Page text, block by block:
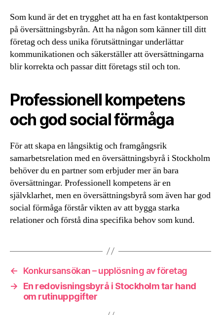
Som kund är det en trygghet att ha en fast kontaktperson
på översättningsbyrån. Att ha någon som känner till ditt
företag och dess unika förutsättningar underlättar
kommunikationen och säkerställer att översättningarna
blir korrekta och passar ditt företags stil och ton.
Professionell kompetens
och god social förmåga
För att skapa en långsiktig och framgångsrik
samarbetsrelation med en översättningsbyrå i Stockholm
behöver du en partner som erbjuder mer än bara
översättningar. Professionell kompetens är en
självklarhet, men en översättningsbyrå som även har god
social förmåga förstår vikten av att bygga starka
relationer och förstå dina specifika behov som kund.
←
Konkursansökan – upplösning av företag
→
En redovisningsbyrå i Stockholm tar hand
om rutinuppgifter